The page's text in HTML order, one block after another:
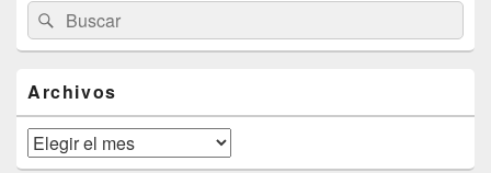
área
de
widget
lateral
primaria
Buscar
por:
Buscar
Archivos
Archivos